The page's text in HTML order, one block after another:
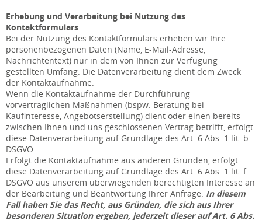
Erhebung und Verarbeitung bei Nutzung des
Kontaktformulars
Bei der Nutzung des Kontaktformulars erheben wir Ihre
personenbezogenen Daten (Name, E-Mail-Adresse,
Nachrichtentext) nur in dem von Ihnen zur Verfügung
gestellten Umfang. Die Datenverarbeitung dient dem Zweck
der Kontaktaufnahme.
Wenn die Kontaktaufnahme der Durchführung
vorvertraglichen Maßnahmen (bspw. Beratung bei
Kaufinteresse, Angebotserstellung) dient oder einen bereits
zwischen Ihnen und uns geschlossenen Vertrag betrifft, erfolgt
diese Datenverarbeitung auf Grundlage des Art. 6 Abs. 1 lit. b
DSGVO.
Erfolgt die Kontaktaufnahme aus anderen Gründen, erfolgt
diese Datenverarbeitung auf Grundlage des Art. 6 Abs. 1 lit. f
DSGVO aus unserem überwiegenden berechtigten Interesse an
der Bearbeitung und Beantwortung Ihrer Anfrage. In diesem
Fall haben Sie das Recht, aus Gründen, die sich aus Ihrer
besonderen Situation ergeben, jederzeit dieser auf Art. 6 Abs.